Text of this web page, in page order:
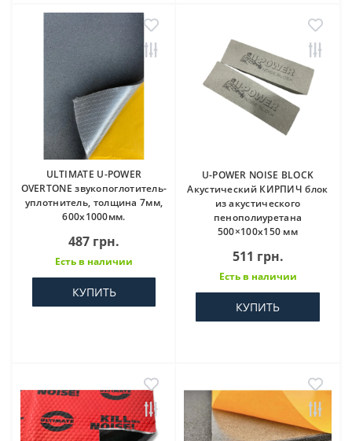
ULTIMATE U-POWER
OVERTONE звукопоглотитель-
уплотнитель, толщина 7мм,
600х1000мм.
487 грн.
Есть в наличии
КУПИТЬ
U-POWER NOISE BLOCK
Акустический КИРПИЧ блок
из акустического
пенополиуретана
500×100х150 мм
511 грн.
Есть в наличии
КУПИТЬ